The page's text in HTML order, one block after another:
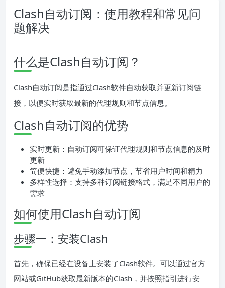
Clash自动订阅：使用教程和常见问
题解决
什么是Clash自动订阅？
Clash自动订阅是指通过Clash软件自动获取并更新订阅链
接，以便实时获取最新的代理规则和节点信息。
Clash自动订阅的优势
实时更新：自动订阅可保证代理规则和节点信息的及时
更新
简便快捷：避免手动添加节点，节省用户时间和精力
多样性选择：支持多种订阅链接格式，满足不同用户的
需求
如何使用Clash自动订阅
步骤一：安装Clash
首先，确保已经在设备上安装了Clash软件。可以通过官方
网站或GitHub获取最新版本的Clash，并按照指引进行安